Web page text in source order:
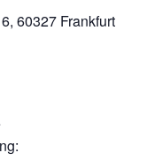
60327 Frankfurt